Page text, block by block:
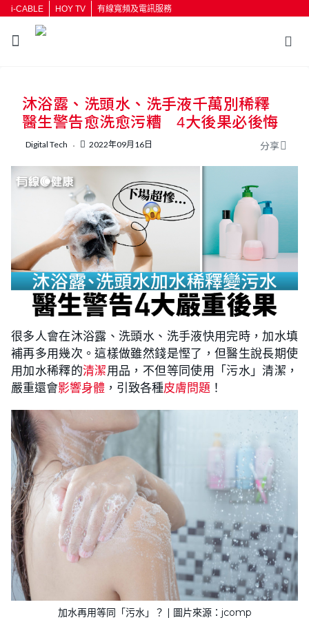
i-CABLE HOY TV 有線寬頻及電訊服務
按輸入鍵開始搜尋
沐浴露、洗頭水、洗手液千萬別稀釋
醫生警告愈洗愈污糟 4大後果必後悔
Digital Tech 2022年09月16日 分享
很多人會在沐浴露、洗頭水、洗手液快用完時，加水填
補再多用幾次。這樣做雖然錢是慳了，但醫生說長期使
用加水稀釋的清潔用品，不但等同使用「污水」清潔，
嚴重還會影響身體 ，引致各種皮膚問題 ！
加水再用等同「污水」？ | 圖片來源：jcomp